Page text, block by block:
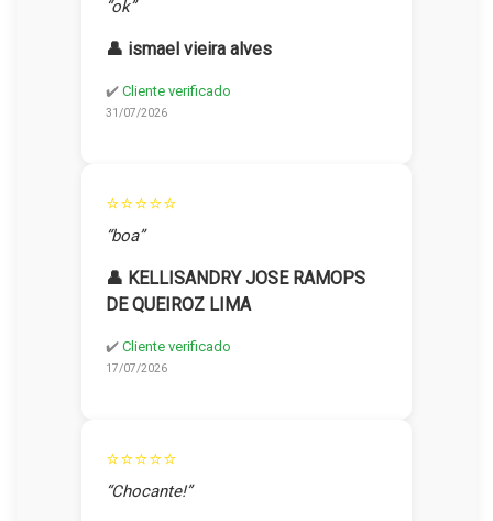
“ok”
👤 ismael vieira alves
✔️ Cliente verificado
31/07/2026
⭐⭐⭐⭐⭐
“boa”
👤 KELLISANDRY JOSE RAMOPS
DE QUEIROZ LIMA
✔️ Cliente verificado
17/07/2026
⭐⭐⭐⭐⭐
“Chocante!”